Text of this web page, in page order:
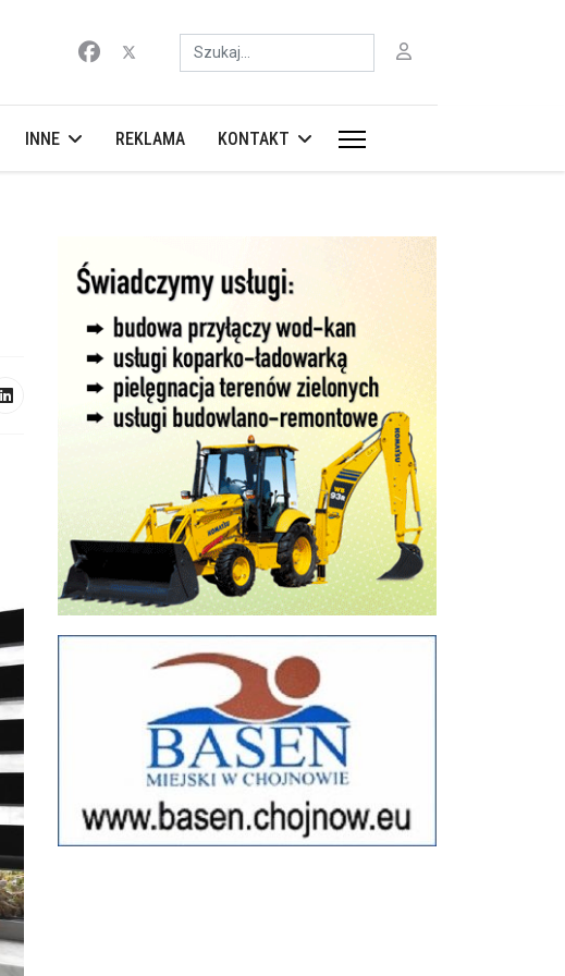
Szukaj
INNE REKLAMA KONTAKT